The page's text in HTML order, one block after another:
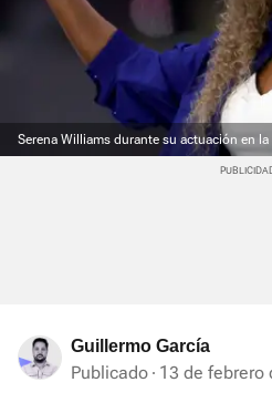
Serena Williams durante su actuación en la
Guillermo García
Publicado 13 de febrero